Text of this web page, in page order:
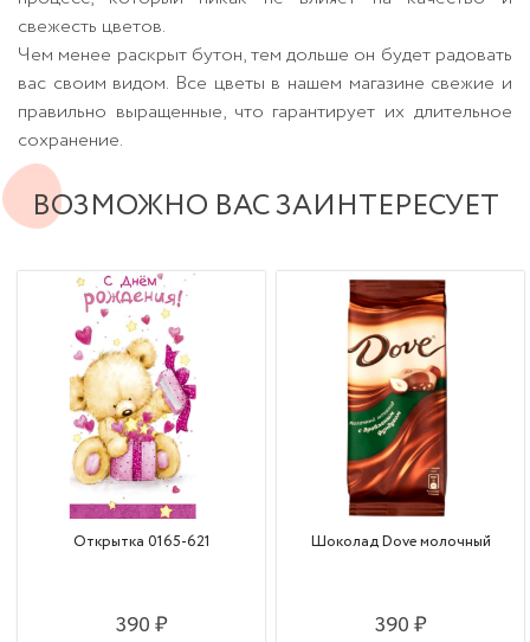
свежесть цветов.
Чем менее раскрыт бутон, тем дольше он будет радовать
вас своим видом. Все цветы в нашем магазине свежие и
правильно выращенные, что гарантирует их длительное
сохранение.
ВОЗМОЖНО ВАС ЗАИНТЕРЕСУЕТ
Открытка 0165-621
390 ₽
Шоколад Dove молочный
390 ₽